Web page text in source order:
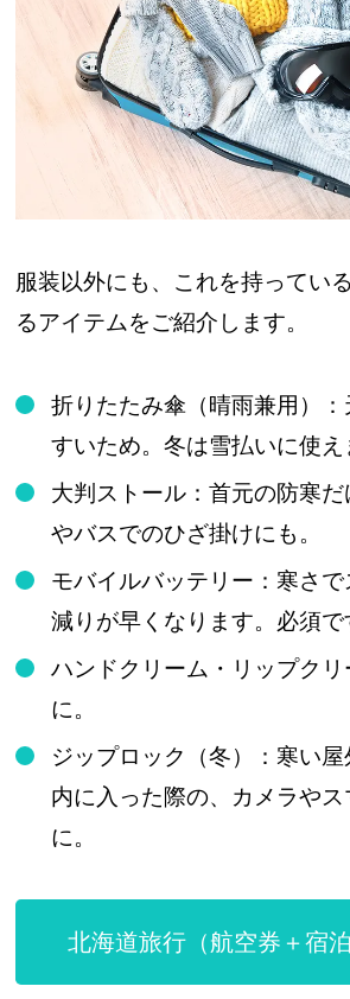
服装以外にも、これを持ってい
るアイテムをご紹介します。
折りたたみ傘（晴雨兼用）
すいため。冬は雪払いに使え
大判ストール：首元の防寒
やバスでのひざ掛けにも。
モバイルバッテリー：寒さ
減りが早くなります。必須で
ハンドクリーム・リップク
に。
ジップロック（冬）：寒い
内に入った際の、カメラや
に。
北海道旅行（航空券＋宿